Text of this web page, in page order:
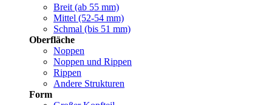
Breit (ab 55 mm)
Mittel (52-54 mm)
Schmal (bis 51 mm)
Oberfläche
Noppen
Noppen und Rippen
Rippen
Andere Strukturen
Form